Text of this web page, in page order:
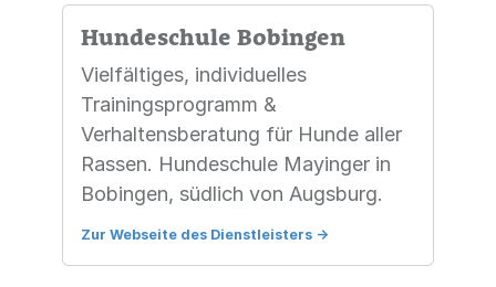
Hundeschule Bobingen
Vielfältiges, individuelles
Trainingsprogramm &
Verhaltensberatung für Hunde aller
Rassen. Hundeschule Mayinger in
Bobingen, südlich von Augsburg.
Zur Webseite des Dienstleisters ->